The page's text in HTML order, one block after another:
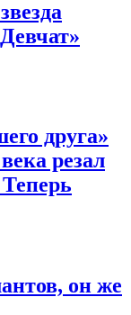
друга»
резал
он же